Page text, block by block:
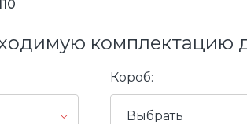
комплектацию
Короб:
Выбрать